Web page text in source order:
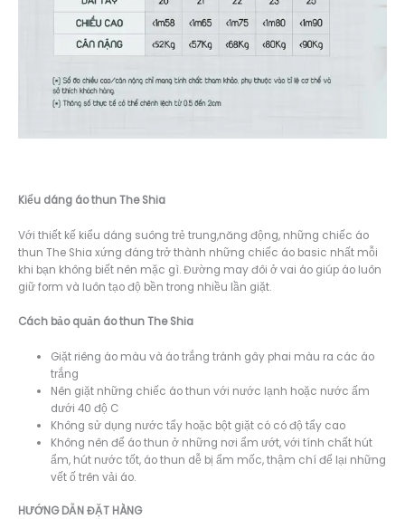
Kiểu dáng áo thun The Shia
Với thiết kế kiểu dáng suông trẻ trung,năng động, những chiếc áo
thun The Shia xứng đáng trở thành những chiếc áo basic nhất mỗi
khi bạn không biết nên mặc gì. Đường may đôi ở vai áo giúp áo luôn
giữ form và luôn tạo độ bền trong nhiều lần giặt.
Cách bảo quản áo thun The Shia
Giặt riêng áo màu và áo trắng tránh gây phai màu ra các áo
trắng
Nên giặt những chiếc áo thun với nước lạnh hoặc nước ấm
dưới 40 độ C
Không sử dụng nước tẩy hoặc bột giặt có có độ tẩy cao
Không nên để áo thun ở những nơi ẩm ướt, với tính chất hút
ẩm, hút nước tốt, áo thun dễ bị ẩm mốc, thậm chí để lại những
vết ố trên vải áo.
HƯỚNG DẪN ĐẶT HÀNG